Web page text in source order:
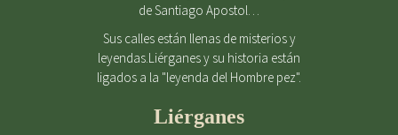
de Santiago Apostol…
Sus calles están llenas de misterios y
leyendas.Liérganes y su historia están
ligados a la "leyenda del Hombre pez".
Liérganes